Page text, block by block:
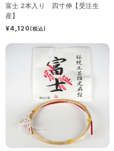
富士 2本入り 四寸伸【受注生
産】
¥4,120(税込)